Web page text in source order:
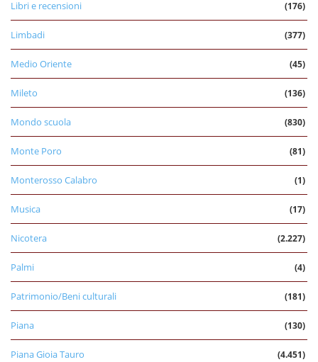
Libri e recensioni (176)
Limbadi (377)
Medio Oriente (45)
Mileto (136)
Mondo scuola (830)
Monte Poro (81)
Monterosso Calabro (1)
Musica (17)
Nicotera (2.227)
Palmi (4)
Patrimonio/Beni culturali (181)
Piana (130)
Piana Gioia Tauro (4.451)